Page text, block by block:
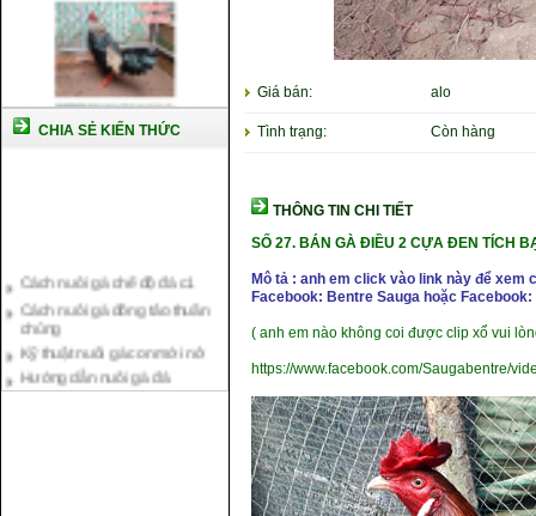
CHIA SẺ KIẾN THỨC
Cách nuôi gà đông tảo thuần
chủng
Kỹ thuật nuôi gà con mới nở
Hướng dẫn nuôi gà đá
Tại sao bạn cần biết cách nuôi
Giá bán: alo
Tình trạng: Còn hàng
THÔNG TIN CHI TIẾT
SỐ 27. BÁN GÀ ĐIỀU 2 CỰA ĐEN TÍCH
Mô tả : anh em click vào link này để
Facebook: Bentre Sauga hoặc Facebook:
( anh em nào không coi được clip xổ vui
https://www.facebook.com/Saugabentre/